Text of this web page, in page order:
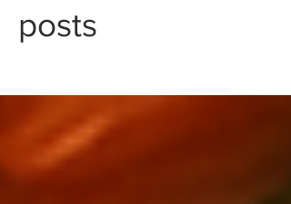
posts